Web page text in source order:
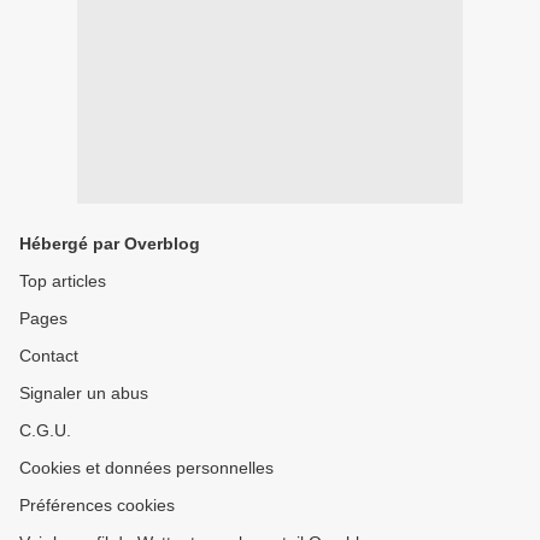
Hébergé par Overblog
Top articles
Pages
Contact
Signaler un abus
C.G.U.
Cookies et données personnelles
Préférences cookies